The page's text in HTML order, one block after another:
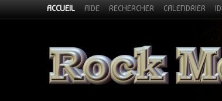
ACCUEIL AIDE RECHERCHER CALENDRIER